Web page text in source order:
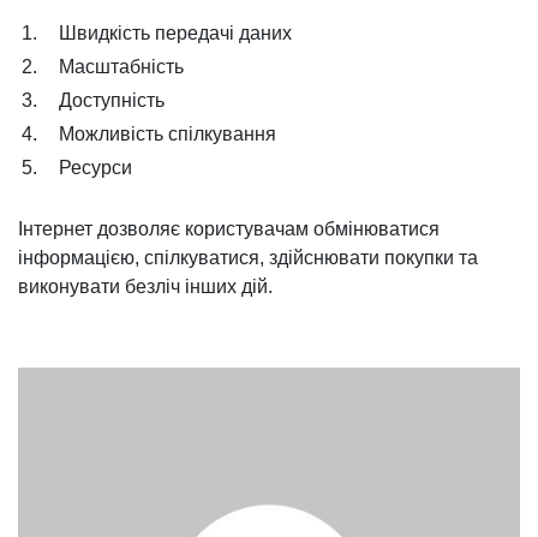
1.
Швидкість передачі даних
2.
Масштабність
3.
Доступність
4.
Можливість спілкування
5.
Ресурси
Інтернет дозволяє користувачам обмінюватися
інформацією, спілкуватися, здійснювати покупки та
виконувати безліч інших дій.